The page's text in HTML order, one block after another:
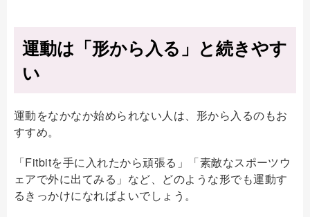
運動は「形から入る」と続きやす
い
運動をなかなか始められない人は、形から入るのもお
すすめ。
「Fitbitを手に入れたから頑張る」「素敵なスポーツウ
ェアで外に出てみる」など、どのような形でも運動す
るきっかけになればよいでしょう。